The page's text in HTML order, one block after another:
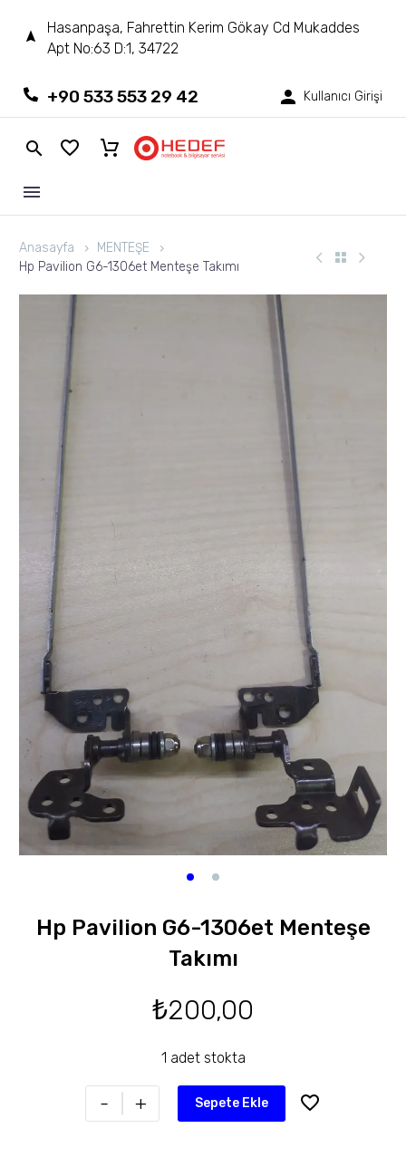
Hasanpaşa, Fahrettin Kerim Gökay Cd Mukaddes
Apt No:63 D:1, 34722
+90 533 553 29 42 Kullanıcı Girişi
Anasayfa
MENTEŞE
Hp Pavilion G6-1306et Menteşe Takımı
Hp Pavilion G6-1306et Menteşe
Takımı
₺200,00
1 adet stokta
- + Sepete Ekle